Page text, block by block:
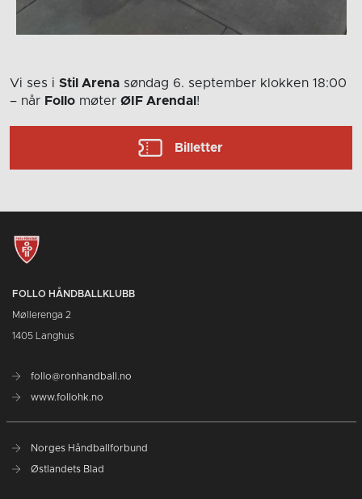
Vi ses i Stil Arena søndag 6. september klokken 18:00
– når Follo møter ØIF Arendal !
Billetter
FOLLO HÅNDBALLKLUBB
Møllerenga 2
1405 Langhus
follo@ronhandball.no
www.follohk.no
Norges Håndballforbund
Østlandets Blad